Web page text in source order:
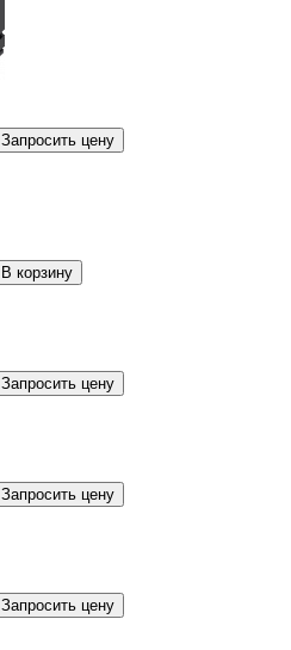
Запросить цену
В корзину
Запросить цену
Запросить цену
Запросить цену